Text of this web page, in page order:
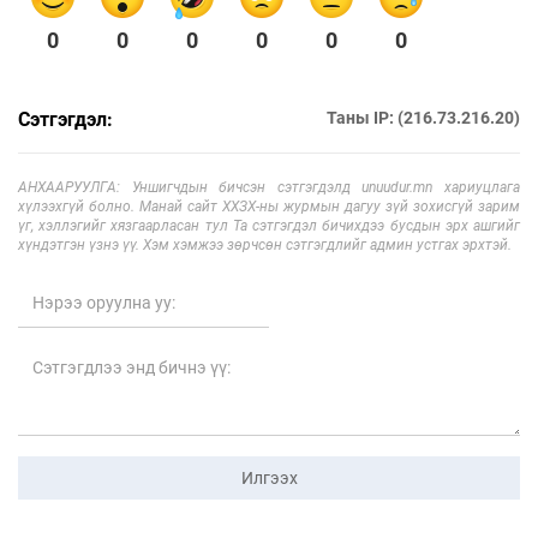
0 0 0 0 0 0
Сэтгэгдэл: Таны IP: (216.73.216.20)
АНХААРУУЛГА: Уншигчдын бичсэн сэтгэгдэлд unuudur.mn хариуцлага
хүлээхгүй болно. Манай сайт ХХЗХ-ны журмын дагуу зүй зохисгүй зарим
үг, хэллэгийг хязгаарласан тул Та сэтгэгдэл бичихдээ бусдын эрх ашгийг
хүндэтгэн үзнэ үү. Хэм хэмжээ зөрчсөн сэтгэгдлийг админ устгах эрхтэй.
Илгээх